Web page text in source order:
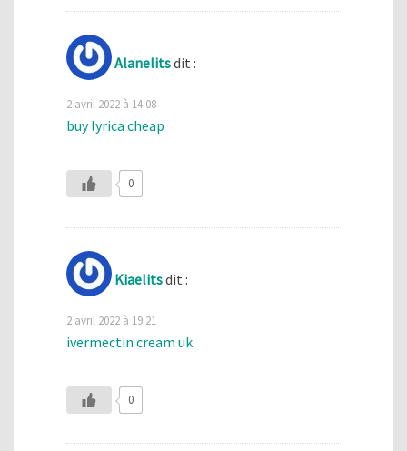
Alanelitsdit :
2 avril 2022 à 14:08
buy lyrica cheap
0
Kiaelitsdit :
2 avril 2022 à 19:21
ivermectin cream uk
0